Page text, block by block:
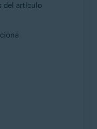
del artículo